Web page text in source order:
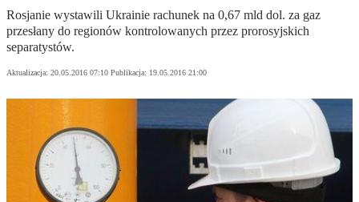
Rosjanie wystawili Ukrainie rachunek na 0,67 mld dol. za gaz
przesłany do regionów kontrolowanych przez prorosyjskich
separatystów.
Aktualizacja: 20.05.2016 07:10 Publikacja: 19.05.2016 21:00